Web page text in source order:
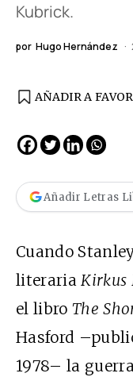
Kubrick.
por Hugo Hernández
AÑADIR A
Añadir Letras
Cuando
literariaKirkus
el libroThe
Hasford
1978– la